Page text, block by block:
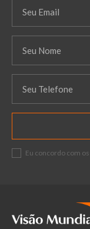
Eu concordo com os